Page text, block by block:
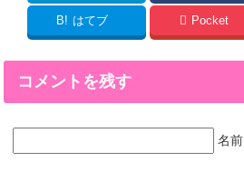
B! はてブ Pocket
コメントを残す
名前